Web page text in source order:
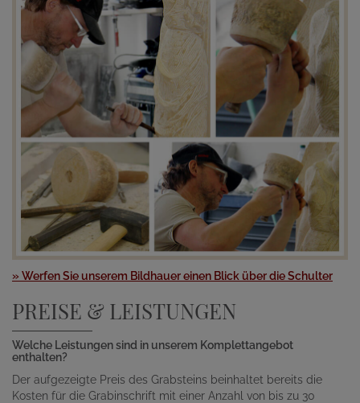
» Werfen Sie unserem Bildhauer einen Blick über die Schulter
PREISE & LEISTUNGEN
Welche Leistungen sind in unserem Komplettangebot
enthalten?
Der aufgezeigte Preis des Grabsteins beinhaltet bereits die
Kosten für die Grabinschrift mit einer Anzahl von bis zu 30